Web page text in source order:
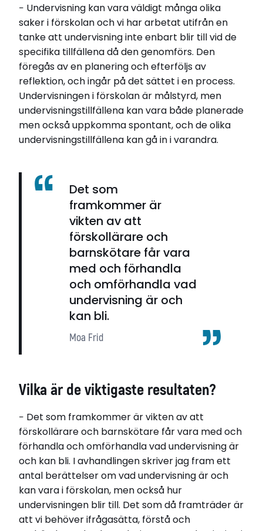
− Undervisning kan vara väldigt många olika
saker i förskolan och vi har arbetat utifrån en
tanke att undervisning inte enbart blir till vid de
specifika tillfällena då den genomförs. Den
föregås av en planering och efterföljs av
reflektion, och ingår på det sättet i en process.
Undervisningen i förskolan är målstyrd, men
undervisningstillfällena kan vara både planerade
men också uppkomma spontant, och de olika
undervisningstillfällena kan gå in i varandra.
Det som
framkommer är
vikten av att
förskollärare och
barnskötare får vara
med och förhandla
och omförhandla vad
undervisning är och
kan bli.
Moa Frid
Vilka är de viktigaste resultaten?
− Det som framkommer är vikten av att
förskollärare och barnskötare får vara med och
förhandla och omförhandla vad undervisning är
och kan bli. I avhandlingen skriver jag fram ett
antal berättelser om vad undervisning är och
kan vara i förskolan, men också hur
undervisningen blir till. Det som då framträder är
att vi behöver ifrågasätta, förstå och